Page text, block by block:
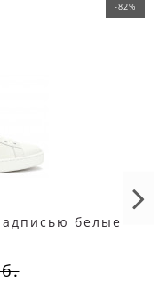
-82%
белые